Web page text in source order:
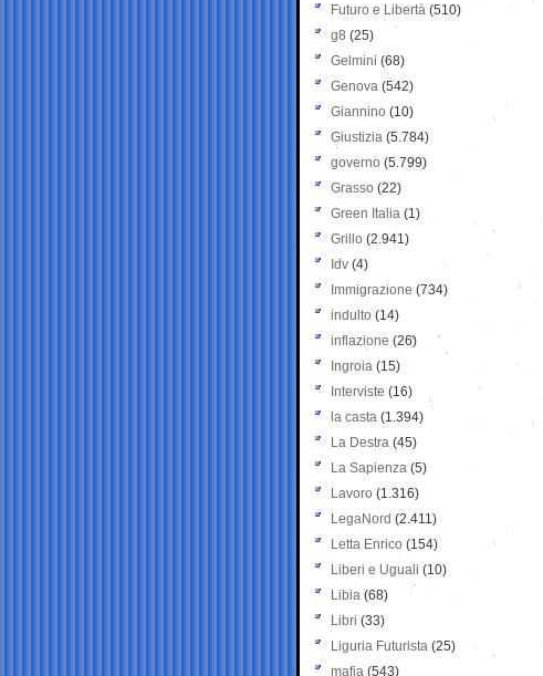
Futuro e Libertà (510)
g8 (25)
Gelmini (68)
Genova (542)
Giannino (10)
Giustizia (5.784)
governo (5.799)
Grasso (22)
Green Italia (1)
Grillo (2.941)
Idv (4)
Immigrazione (734)
indulto (14)
inflazione (26)
Ingroia (15)
Interviste (16)
la casta (1.394)
La Destra (45)
La Sapienza (5)
Lavoro (1.316)
LegaNord (2.411)
Letta Enrico (154)
Liberi e Uguali (10)
Libia (68)
Libri (33)
Liguria Futurista (25)
mafia (543)